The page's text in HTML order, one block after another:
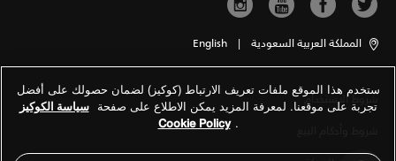
المملكة العربية السعودية |
English
شروط الاستخدام
ستخدم هذا الموقع ملفات تعريف الارتباط (كوكيز) لضمان حصولك على أفضل
تجربة على موقعنا. لمعرفة المزيد يمكن الاطلاع على صفحة سياسة الكوكيز
.
Cookie Policy